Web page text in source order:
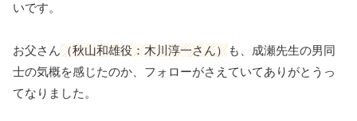
いです。
お父さん（秋山和雄役：木川淳一さん）も、成瀬先生の男同
士の気概を感じたのか、フォローがさえていてありがとうっ
てなりました。